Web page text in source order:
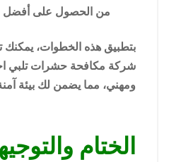
من الحصول على
بتطبيق هذه الخطوات، يمكنك
شركة مكافحة حشرات تلبي
ومهني، مما يضمن لك بيئة
الختام